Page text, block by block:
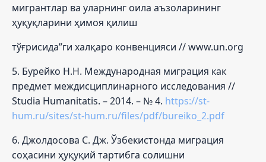
мигрантлар ва уларнинг оила аъзоларининг
ҳуқуқларини ҳимоя қилиш
тўғрисида”ги халқаро конвенцияси // www.un.org
5. Бурейко Н.Н. Международная миграция как
предмет междисциплинарного исследования //
Studia Humanitatis. – 2014. – № 4. https://st-
hum.ru/sites/st-hum.ru/files/pdf/bureiko_2.pdf
6. Джолдосова С. Дж. Ўзбекистонда миграция
соҳасини ҳуқуқий тартибга солишни